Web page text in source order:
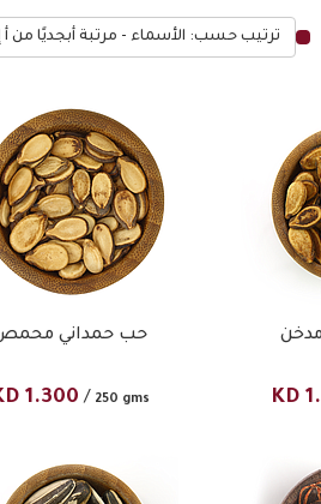
ترتيب حسب: الأسماء - مرتبة أبجديًا من أ
حب حمداني
1.300 / 250 gms KD